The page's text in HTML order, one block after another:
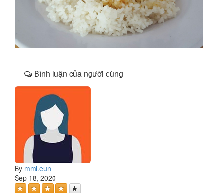
Bình luận của người dùng
By mmi.eun
Sep 18, 2020